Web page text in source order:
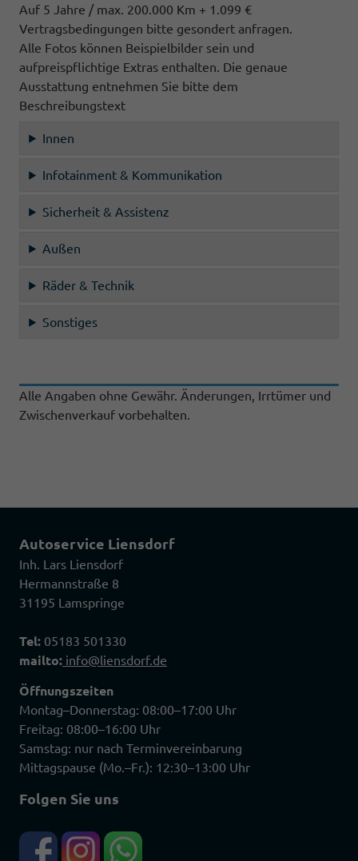
Auf 5 Jahre / max. 200.000 Km + 1.099 €
Vertragsbedingungen bitte gesondert anfragen.
Alle Fotos können Beispielbilder sein und
aufpreispflichtige Extras enthalten. Die genaue
Ausstattung entnehmen Sie bitte dem
Beschreibungstext
Innen
Infotainment & Kommunikation
Sicherheit & Assistenz
Außen
Räder & Technik
Sonstiges
Alle Angaben ohne Gewähr. Änderungen, Irrtümer und
Zwischenverkauf vorbehalten.
Autoservice Liensdorf
Inh. Lars Liensdorf
Hermannstraße 8
31195 Lamspringe
Tel: 05183 501330
mailto: info@liensdorf.de
Öffnungszeiten
Montag–Donnerstag: 08:00–17:00 Uhr
Freitag: 08:00–16:00 Uhr
Samstag: nur nach Terminvereinbarung
Mittagspause (Mo.–Fr.): 12:30–13:00 Uhr
Folgen Sie uns